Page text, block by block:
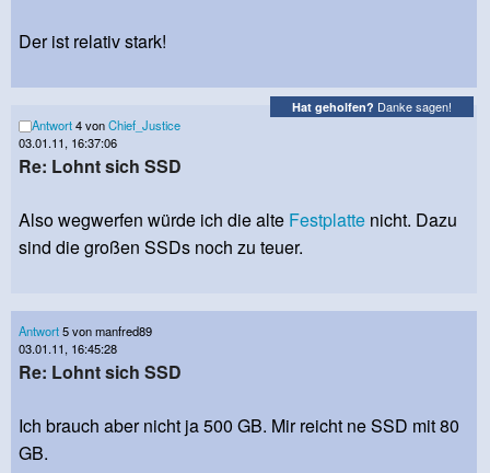
Der ist relativ stark!
Hat geholfen? Danke sagen!
Antwort4 vonChief_Justice
03.01.11, 16:37:06
Re: Lohnt sich SSD
Also wegwerfen würde ich die alte Festplatte nicht. Dazu
sind die großen SSDs noch zu teuer.
Antwort5 von manfred89
03.01.11, 16:45:28
Re: Lohnt sich SSD
Ich brauch aber nicht ja 500 GB. Mir reicht ne SSD mit 80
GB.